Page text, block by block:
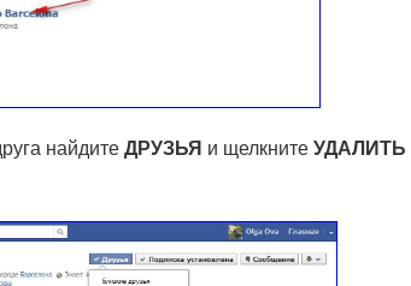
найдите ДРУЗЬЯ и щелкните УДАЛИТЬ